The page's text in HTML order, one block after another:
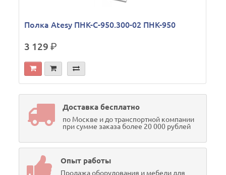
Полка Atesy ПНК-С-950.300-02 ПНК-950
3 129р.
Доставка бесплатно
по Москве и до транспортной компании
при сумме заказа более 20 000 рублей
Опыт работы
Продажа оборудования и мебели для